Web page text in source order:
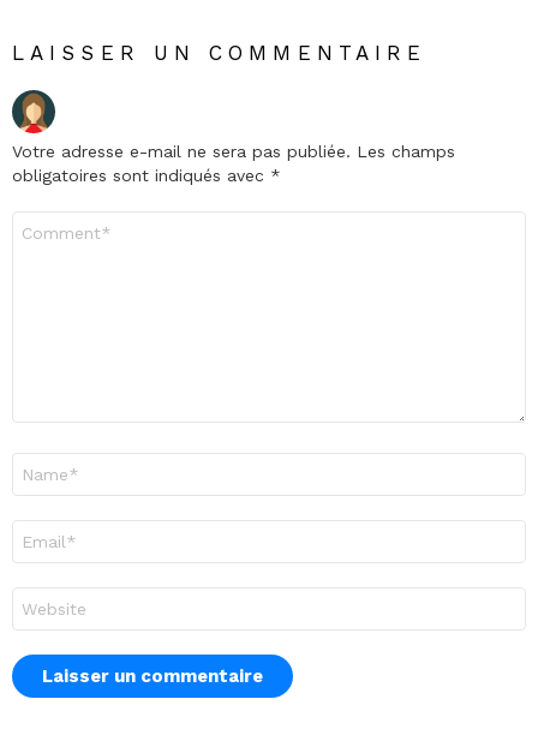
LAISSER UN COMMENTAIRE
Votre adresse e-mail ne sera pas publiée. Les champs
obligatoires sont indiqués avec *
mail
*
web